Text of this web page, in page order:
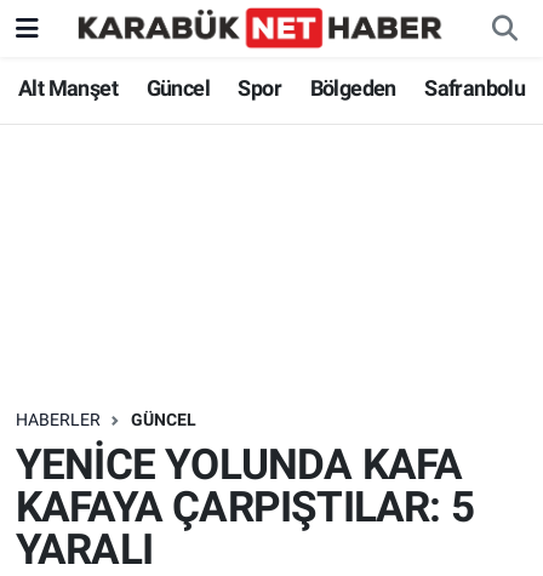
Alt Manşet Güncel Spor Bölgeden Safranbolu
HABERLER GÜNCEL
YENİCE YOLUNDA KAFA
KAFAYA ÇARPIŞTILAR: 5
YARALI